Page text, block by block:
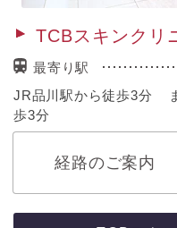
TCBスキンクリ
最寄り駅
JR品川駅から徒歩3分
歩3分
経路のご案内